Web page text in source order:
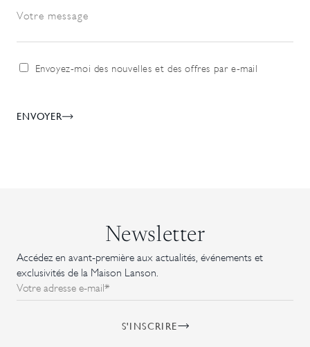
Votre message
Envoyez-moi des nouvelles et des offres par e-mail
ENVOYER
Newsletter
Accédez en avant-première aux actualités, événements et
exclusivités de la Maison Lanson.
Votre adresse e-mail*
S'INSCRIRE